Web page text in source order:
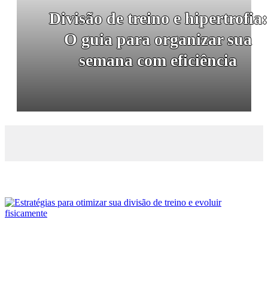
Divisão de treino e hipertrofia:
O guia para organizar sua
semana com eficiência